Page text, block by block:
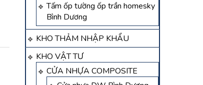
Tấm ốp tường ốp trần homesky
Bình Dương
KHO THẢM NHẬP KHẨU
KHO VẬT TƯ
CỬA NHỰA COMPOSITE